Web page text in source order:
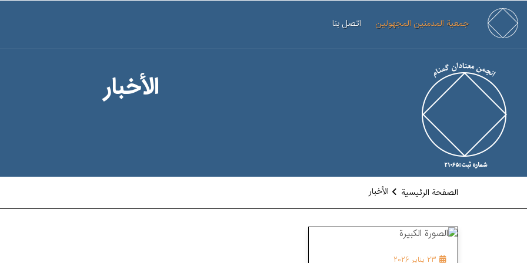
جمعية المدمنين المجهولين اتصل بنا
الأخبار
الصفحة الرئيسية الأخبار
23 يناير 2026